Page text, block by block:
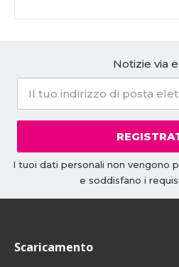
Notizie via
I tuoi dati personali non vengono
e soddisfano i
Scaricamento